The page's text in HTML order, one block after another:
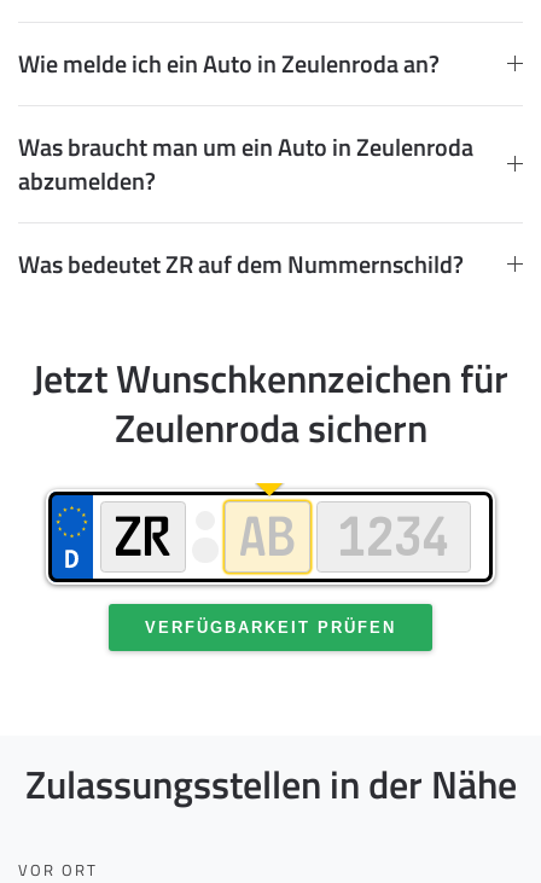
Wie melde ich ein Auto in Zeulenroda an?
Was braucht man um ein Auto in Zeulenroda
abzumelden?
Was bedeutet ZR auf dem Nummernschild?
Jetzt Wunschkennzeichen für
Zeulenroda sichern
VERFÜGBARKEIT PRÜFEN
Zulassungsstellen in der Nähe
VOR ORT